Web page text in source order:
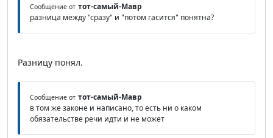
Сообщение от тот-самый-Мавр
разница между "сразу" и "потом гасится" понятна?
Разницу понял.
Сообщение от тот-самый-Мавр
в том же законе и написано, то есть ни о каком
обязательстве речи идти и не может